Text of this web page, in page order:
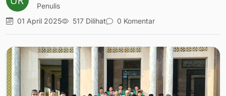
Penulis
01 April 2025
517 Dilihat 0 Komentar